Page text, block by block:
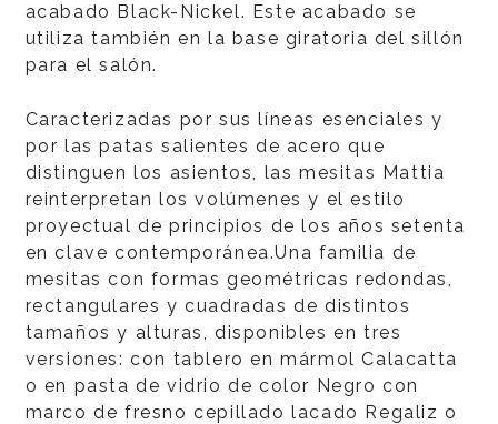
acabado Black-Nickel. Este acabado se
utiliza también en la base giratoria del sillón
para el salón.
Caracterizadas por sus líneas esenciales y
por las patas salientes de acero que
distinguen los asientos, las mesitas Mattia
reinterpretan los volúmenes y el estilo
proyectual de principios de los años setenta
en clave contemporánea.Una familia de
mesitas con formas geométricas redondas,
rectangulares y cuadradas de distintos
tamaños y alturas, disponibles en tres
versiones: con tablero en mármol Calacatta
o en pasta de vidrio de color Negro con
marco de fresno cepillado lacado Regaliz o